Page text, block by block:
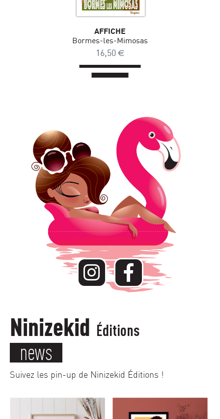
AFFICHE
Bormes-les-Mimosas
16,50 €
Ninizekid Éditions
news
Suivez les pin-up de Ninizekid Éditions !